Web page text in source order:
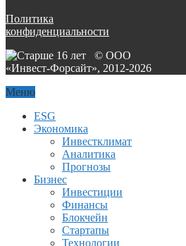
Политика
конфиденциальности
© ООО
«Инвест-Форсайт», 2012-2026
Меню
ESG
Экономика
Инвестклимат
Аналитика
Прогнозы
Бизнес
Инвестиции
Финансы
Блокчейн
Стартапы
Технологии